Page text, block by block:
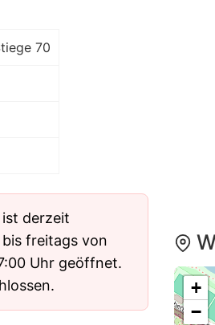
70
ist derzeit
freitags von
Uhr geöffnet.
+
−